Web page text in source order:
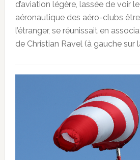
d’aviation légère, lassée de voir
aéronautique des aéro-clubs
l’étranger, se réunissait en
de Christian Ravel (à gauche sur